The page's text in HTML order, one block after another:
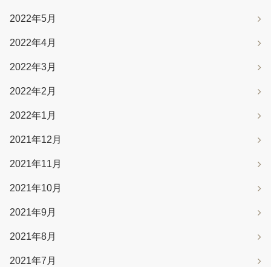
2022年5月
2022年4月
2022年3月
2022年2月
2022年1月
2021年12月
2021年11月
2021年10月
2021年9月
2021年8月
2021年7月